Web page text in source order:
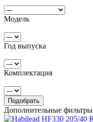
Модель
Год выпуска
Комплектация
Подобрать
Дополнительные фильтры